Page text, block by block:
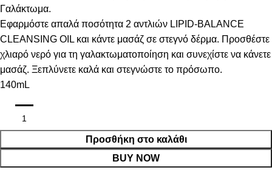
Γαλάκτωμα.
Εφαρμόστε απαλά ποσότητα 2 αντλιών LIPID-BALANCE
CLEANSING OIL και κάντε μασάζ σε στεγνό δέρμα. Προσθέστε
χλιαρό νερό για τη γαλακτωματοποίηση και συνεχίστε να κάνετε
μασάζ. Ξεπλύνετε καλά και στεγνώστε το πρόσωπο.
140mL
Προσθήκη στο καλάθι
BUY NOW